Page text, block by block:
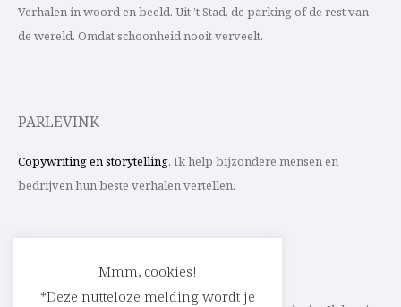
Verhalen in woord en beeld. Uit ’t Stad, de parking of de rest van
de wereld. Omdat schoonheid nooit verveelt.
PARLEVINK
Copywriting en storytelling. Ik help bijzondere mensen en
bedrijven hun beste verhalen vertellen.
Mmm, cookies!
*Deze nutteloze melding wordt je